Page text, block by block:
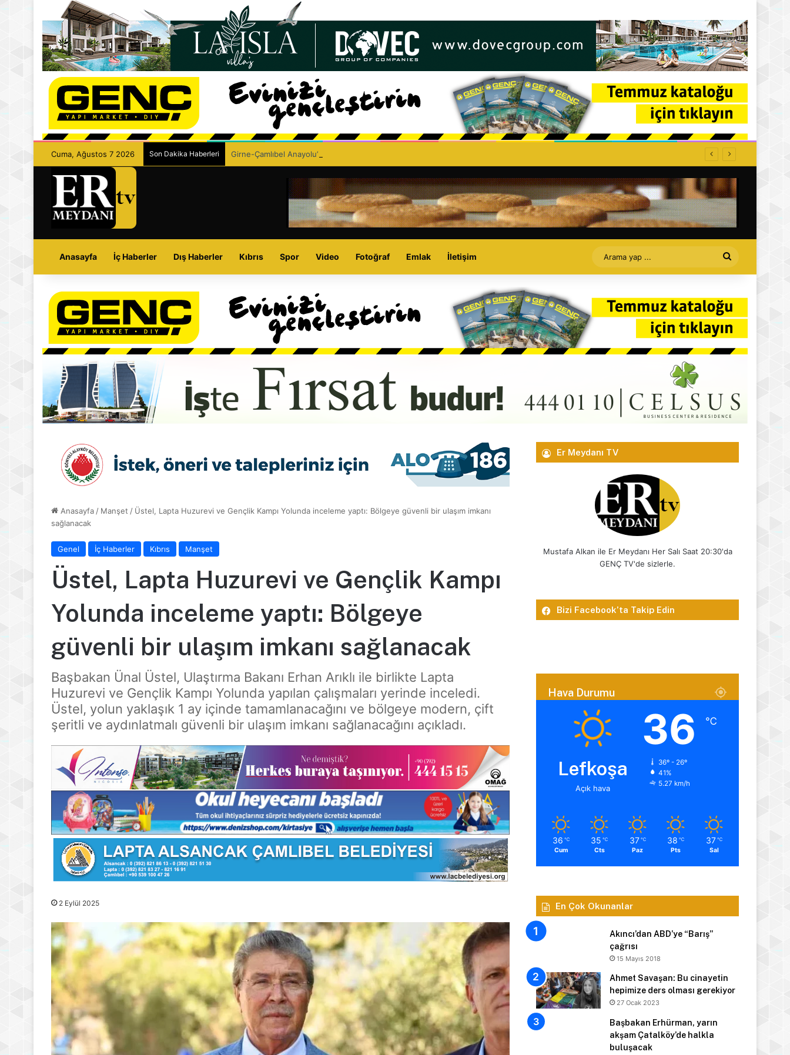
Cuma, Ağustos 7 2026 Son Dakika Haberleri Girne-Çamlıbel Anayolu’nda ölümlü trafik kazası: Turan Obalı yaşamını yitirdi!
Anasayfa İç Haberler Dış Haberler Kıbrıs Spor Video Fotoğraf Emlak İletişim
Arama
yap
...
Anasayfa / Manşet / Üstel, Lapta Huzurevi ve Gençlik Kampı Yolunda inceleme yaptı: Bölgeye güvenli bir ulaşım imkanı
sağlanacak
Genel İç Haberler Kıbrıs Manşet
Üstel, Lapta Huzurevi ve Gençlik Kampı
Yolunda inceleme yaptı: Bölgeye
güvenli bir ulaşım imkanı sağlanacak
Başbakan Ünal Üstel, Ulaştırma Bakanı Erhan Arıklı ile birlikte Lapta
Huzurevi ve Gençlik Kampı Yolunda yapılan çalışmaları yerinde inceledi.
Üstel, yolun yaklaşık 1 ay içinde tamamlanacağını ve bölgeye modern, çift
şeritli ve aydınlatmalı güvenli bir ulaşım imkanı sağlanacağını açıkladı.
2 Eylül 2025
Er Meydanı TV
Mustafa Alkan ile Er Meydanı Her Salı Saat 20:30'da
GENÇ TV'de sizlerle.
Bizi Facebook’ta Takip Edin
Hava Durumu
Lefkoşa
Açık hava
36 ℃
36º - 26º
41%
5.27 km/h
36 ℃
Cum
35 ℃
Cts
37 ℃
Paz
38 ℃
Pts
37 ℃
Sal
En Çok Okunanlar
Akıncı’dan ABD’ye “Barış”
çağrısı
15 Mayıs 2018
Ahmet Savaşan: Bu cinayetin
hepimize ders olması gerekiyor
27 Ocak 2023
Başbakan Erhürman, yarın
akşam Çatalköy’de halkla
buluşacak